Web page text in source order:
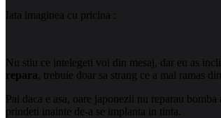
Iata imaginea cu pricina :
Nu stiu ce intelegeti voi din mesaj, dar eu as
repara, trebuie doar sa strang ce a mai ramas
Pai daca e asa, oare japonezii nu reparau
prindeti inainte de-a se implanta in tinta.